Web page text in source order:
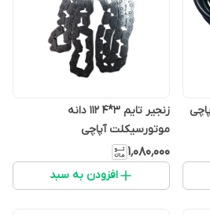
زنجیر تایم 3*4 112 دانه
موتورسیکلت آپاچی
۱٬۰۸۰٬۰۰۰
افزودن به سبد